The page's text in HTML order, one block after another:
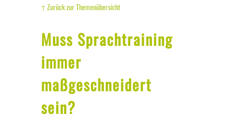
↑ Zurück zur Themenübersicht
Muss Sprachtraining
immer
maßgeschneidert
sein?